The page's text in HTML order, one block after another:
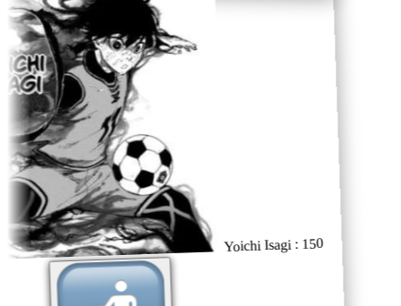
Yoichi Isagi : 150